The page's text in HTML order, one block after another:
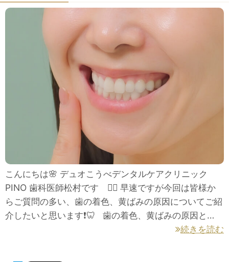
こんにちは🌸 デュオこうべデンタルケアクリニック
PINO 歯科医師松村です 👩‍⚕️ 早速ですが今回は皆様か
らご質問の多い、歯の着色、黄ばみの原因についてご紹
介したいと思います❗🦷 歯の着色、黄ばみの原因と…
続きを読む